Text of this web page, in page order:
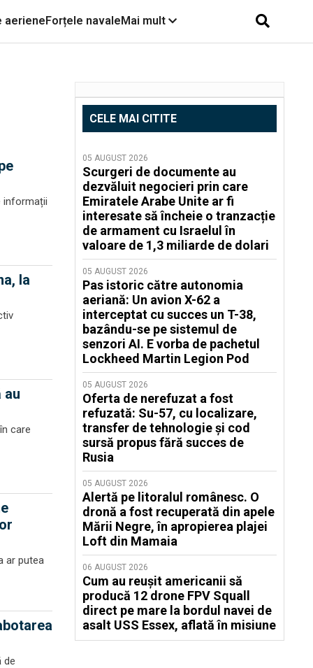
aerieneForțele navaleMai mult
informații
la
au
care
ar putea
de
CELE MAI CITITE
05 AUGUST 2026
Scurgeri de documente au
dezvăluit negocieri prin care
Emiratele Arabe Unite ar fi
interesate să încheie o tranzacție
de armament cu Israelul în
valoare de 1,3 miliarde de dolari
05 AUGUST 2026
Pas istoric către autonomia
aeriană: Un avion X-62 a
interceptat cu succes un T-38,
bazându-se pe sistemul de
senzori AI. E vorba de pachetul
Lockheed Martin Legion Pod
05 AUGUST 2026
Oferta de nerefuzat a fost
refuzată: Su-57, cu localizare,
transfer de tehnologie și cod
sursă propus fără succes de
Rusia
05 AUGUST 2026
Alertă pe litoralul românesc. O
dronă a fost recuperată din apele
Mării Negre, în apropierea plajei
Loft din Mamaia
06 AUGUST 2026
Cum au reușit americanii să
producă 12 drone FPV Squall
direct pe mare la bordul navei de
asalt USS Essex, aflată în misiune